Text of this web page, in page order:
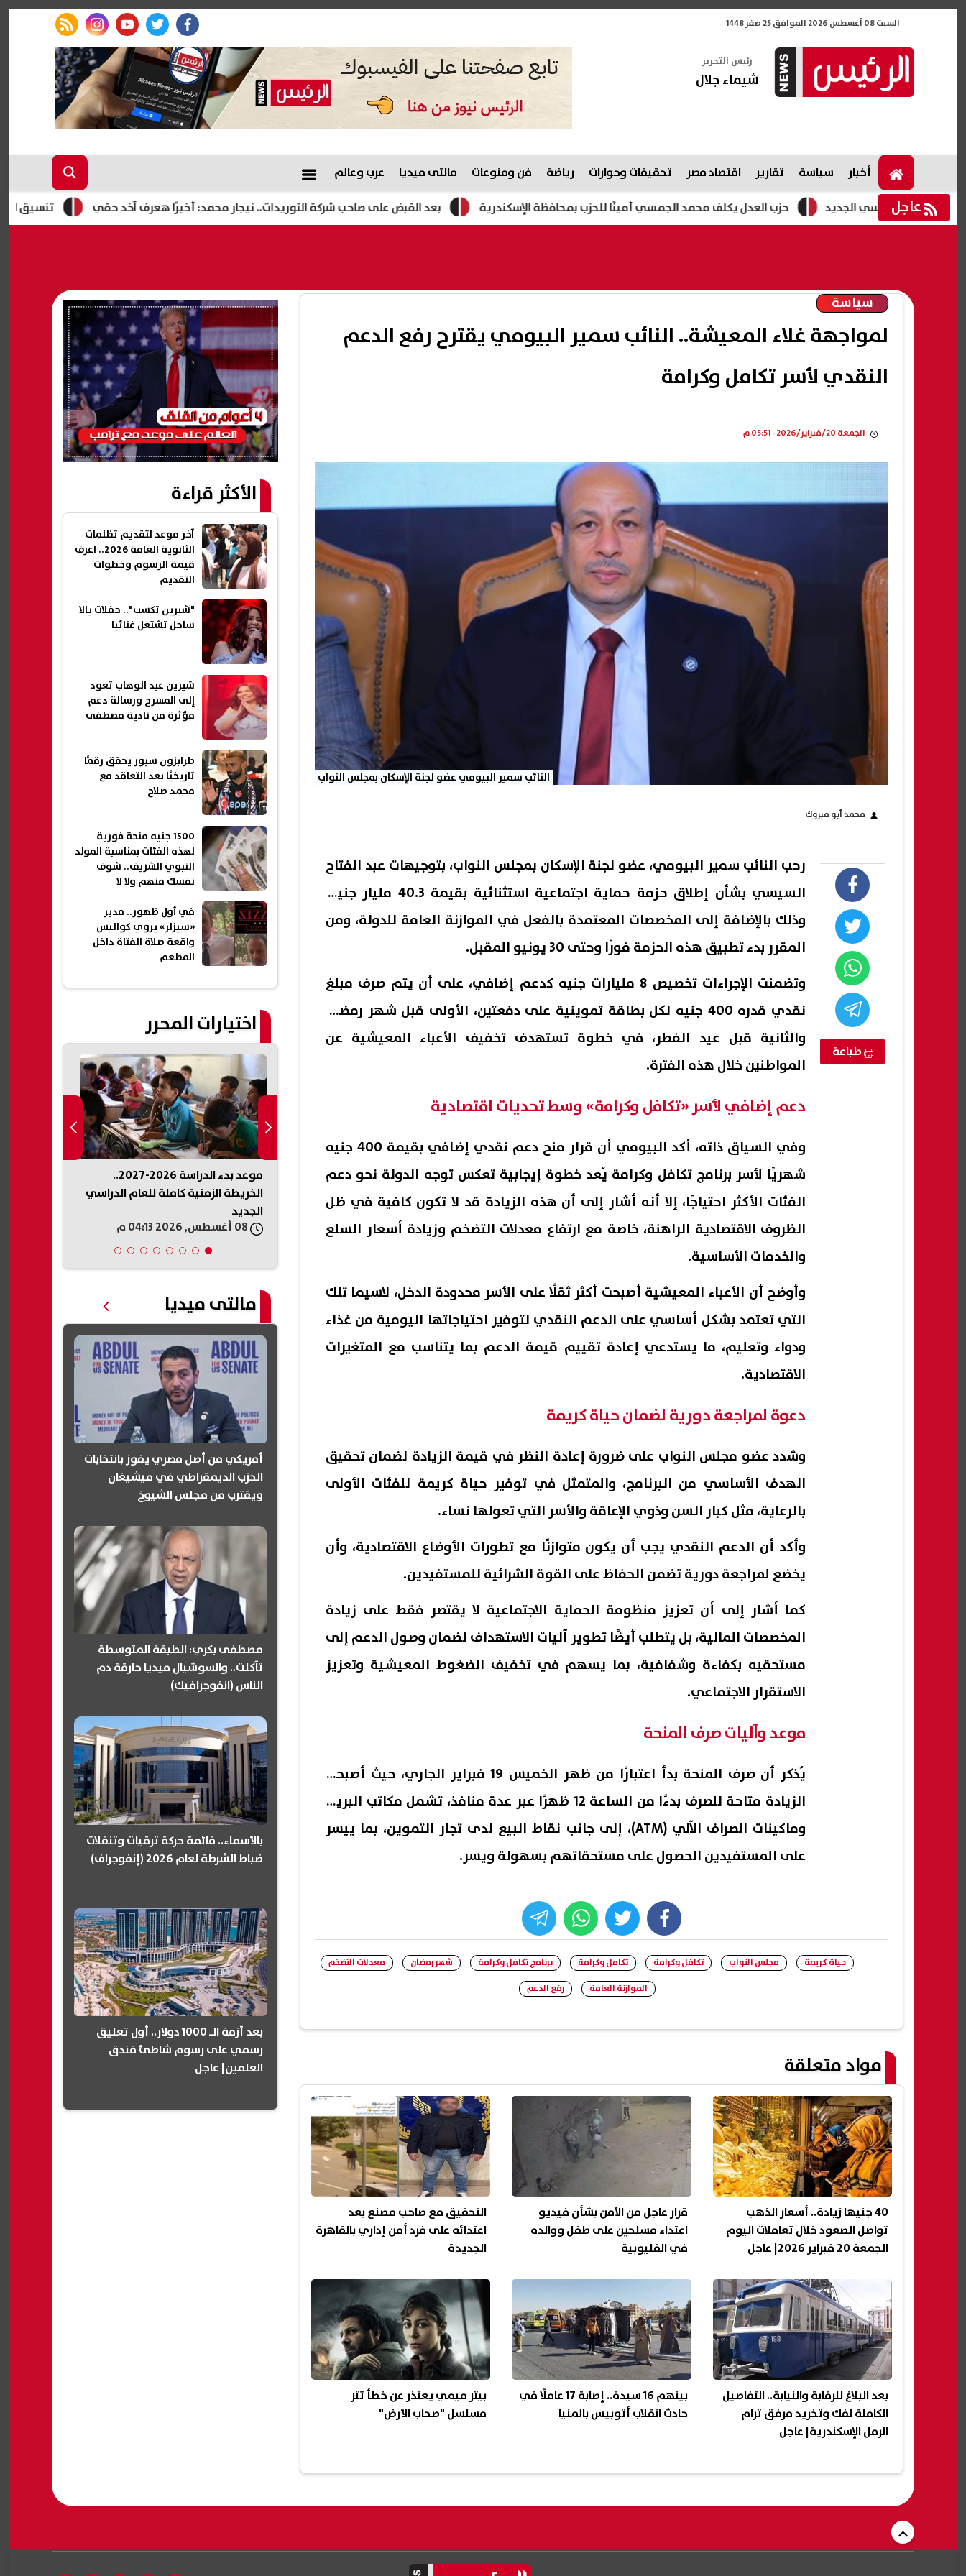
السبت 08 أغسطس 2026 الموافق 25 صفر 1448
facebook
twitter
youtube
instagram
rss feed
رئيس التحرير
شيماء جلال
أخبار سياسة تقارير اقتصاد مصر تحقيقات وحوارات رياضة فن ومنوعات مالتى ميديا عرب وعالم
عاجل تنسيق الجامعات 2026.. 86 ألف طالب يسجلون رغباتهم في المرحلة الأولى بعد القبض على صاحب شركة التوريدات.. نيجار محمد: أخيرًا هعرف آخد حقي حزب العدل يكلف محمد الجمسي أمينًا للحزب بمحافظة الإسكندرية
سياسة
لمواجهة غلاء المعيشة.. النائب سمير البيومي يقترح رفع الدعم
النقدي لأسر تكامل وكرامة
الجمعة 20/فبراير/2026 - 05:51 م
النائب سمير البيومي عضو لجنة الإسكان بمجلس النواب
محمد أبو مبروك
طباعة
رحب النائب سمير البيومي، عضو لجنة الإسكان بمجلس النواب، بتوجيهات عبد الفتاح
السيسي بشأن إطلاق حزمة حماية اجتماعية استثنائية بقيمة 40.3 مليار جنيه،
وذلك بالإضافة إلى المخصصات المعتمدة بالفعل في الموازنة العامة للدولة، ومن
المقرر بدء تطبيق هذه الحزمة فورًا وحتى 30 يونيو المقبل.
وتضمنت الإجراءات تخصيص 8 مليارات جنيه كدعم إضافي، على أن يتم صرف مبلغ
نقدي قدره 400 جنيه لكل بطاقة تموينية على دفعتين، الأولى قبل شهر رمضان
والثانية قبل عيد الفطر، في خطوة تستهدف تخفيف الأعباء المعيشية عن
المواطنين خلال هذه الفترة.
دعم إضافي لأسر «تكافل وكرامة» وسط تحديات اقتصادية
وفي السياق ذاته، أكد البيومي أن قرار منح دعم نقدي إضافي بقيمة 400 جنيه
شهريًا لأسر برنامج تكافل وكرامة يُعد خطوة إيجابية تعكس توجه الدولة نحو دعم
الفئات الأكثر احتياجًا، إلا أنه أشار إلى أن هذه الزيادة قد لا تكون كافية في ظل
الظروف الاقتصادية الراهنة، خاصة مع ارتفاع معدلات التضخم وزيادة أسعار السلع
والخدمات الأساسية.
وأوضح أن الأعباء المعيشية أصبحت أكثر ثقلًا على الأسر محدودة الدخل، لاسيما تلك
التي تعتمد بشكل أساسي على الدعم النقدي لتوفير احتياجاتها اليومية من غذاء
ودواء وتعليم، ما يستدعي إعادة تقييم قيمة الدعم بما يتناسب مع المتغيرات
الاقتصادية.
دعوة لمراجعة دورية لضمان حياة كريمة
وشدد عضو مجلس النواب على ضرورة إعادة النظر في قيمة الزيادة لضمان تحقيق
الهدف الأساسي من البرنامج، والمتمثل في توفير حياة كريمة للفئات الأولى
بالرعاية، مثل كبار السن وذوي الإعاقة والأسر التي تعولها نساء.
وأكد أن الدعم النقدي يجب أن يكون متوازنًا مع تطورات الأوضاع الاقتصادية، وأن
يخضع لمراجعة دورية تضمن الحفاظ على القوة الشرائية للمستفيدين.
كما أشار إلى أن تعزيز منظومة الحماية الاجتماعية لا يقتصر فقط على زيادة
المخصصات المالية، بل يتطلب أيضًا تطوير آليات الاستهداف لضمان وصول الدعم إلى
مستحقيه بكفاءة وشفافية، بما يسهم في تخفيف الضغوط المعيشية وتعزيز
الاستقرار الاجتماعي.
موعد وآليات صرف المنحة
يُذكر أن صرف المنحة بدأ اعتبارًا من ظهر الخميس 19 فبراير الجاري، حيث أصبحت
الزيادة متاحة للصرف بدءًا من الساعة 12 ظهرًا عبر عدة منافذ، تشمل مكاتب البريد،
وماكينات الصراف الآلي (ATM)، إلى جانب نقاط البيع لدى تجار التموين، بما ييسر
على المستفيدين الحصول على مستحقاتهم بسهولة ويسر.
facebook
twitter
whats
حياة كريمة مجلس النواب تكافل وكرامة تكامل وكرامة برنامج تكافل وكرامة شهر رمضان
معدلات التضخم
الموازنة العامة
رفع الدعم
مواد متعلقة
40 جنيها زيادة.. أسعار الذهب
تواصل الصعود خلال تعاملات اليوم
الجمعة 20 فبراير 2026| عاجل
قرار عاجل من الأمن بشأن فيديو
اعتداء مسلحين على طفل ووالده
في القليوبية
التحقيق مع صاحب مصنع بعد
اعتدائه على فرد أمن إداري بالقاهرة
الجديدة
بعد البلاغ للرقابة والنيابة.. التفاصيل
الكاملة لفك وتخريد مرفق ترام
الرمل الإسكندرية| عاجل
بينهم 16 سيدة.. إصابة 17 عاملًا في
حادث انقلاب أتوبيس بالمنيا
بيتر ميمي يعتذر عن خطأ تتر
مسلسل "صحاب الأرض"
الأكثر قراءة
آخر موعد لتقديم تظلمات
الثانوية العامة 2026.. اعرف
قيمة الرسوم وخطوات
التقديم
"شيرين تكسب".. حفلات يالا
ساحل تشتعل غنائيا
شيرين عبد الوهاب تعود
إلى المسرح ورسالة دعم
مؤثرة من نادية مصطفى
طرابزون سبور يحقق رقمًا
تاريخيًا بعد التعاقد مع
محمد صلاح
1500 جنيه منحة فورية
لهذه الفئات بمناسبة المولد
النبوي الشريف.. شوف
نفسك منهم ولا لا
في أول ظهور.. مدير
«سيزلر» يروي كواليس
واقعة صلاة الفتاة داخل
المطعم
اختيارات المحرر
نتيجة الشهادة الإعدادية الشرقية
2026.. اعتماد الدور الثاني بنسبة نجاح
في أول ظهور.. مدير «سيزلر» يروي
كواليس واقعة صلاة الفتاة داخل
المطعم
08 أغسطس, 2026 04:02 م
تنسيق الجامعات 2026.. 86 ألف طالب
يسجلون رغباتهم في المرحلة الأولى
موعد بدء الدراسة 2026-2027..
الخريطة الزمنية كاملة للعام الدراسي
الجديد
مالتى ميديا
أمريكي من أصل مصري يفوز بانتخابات
الحزب الديمقراطي في ميشيغان
ويقترب من مجلس الشيوخ
مصطفى بكري: الطبقة المتوسطة
تآكلت.. والسوشيال ميديا حارقة دم
الناس (انفوجرافيك)
بالأسماء.. قائمة حركة ترقيات وتنقلات
ضباط الشرطة لعام 2026 (إنفوجراف)
بعد أزمة الـ 1000 دولار.. أول تعليق
رسمي على رسوم شاطئ فندق
العلمين| عاجل